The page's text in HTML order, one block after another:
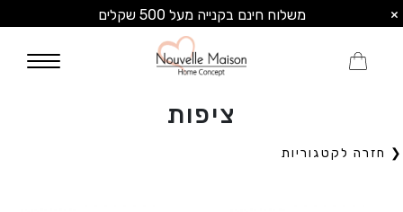
× משלוח חינם בקנייה מעל 500 שקלים
ציפות
❮ חזרה לקטגוריות